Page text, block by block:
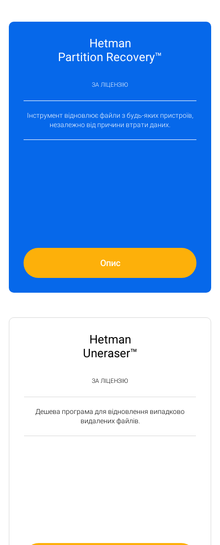
Hetman
Partition Recovery™
ЗА ЛІЦЕНЗІЮ
Інструмент відновлює файли з будь-яких пристроїв,
незалежно від причини втрати даних.
Опис
Hetman
Uneraser™
ЗА ЛІЦЕНЗІЮ
Дешева програма для відновлення випадково
видалених файлів.